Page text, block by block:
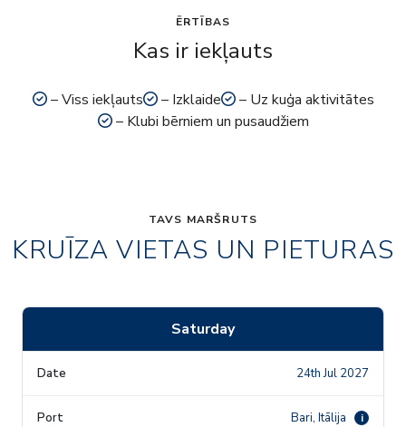
ĒRTĪBAS
Kas ir iekļauts
– Viss iekļauts – Izklaide
– Uz kuģa aktivitātes
– Klubi bērniem un pusaudžiem
TAVS MARŠRUTS
KRUĪZA VIETAS UN PIETURAS
Saturday
24th Jul 2027
Bari, Itālija i